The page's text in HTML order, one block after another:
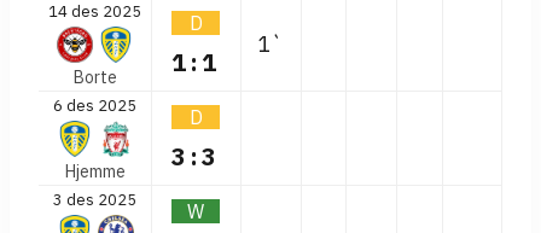
14 des 2025
Borte
D
1:1
1`
6 des 2025
Hjemme
D
3:3
3 des 2025 W